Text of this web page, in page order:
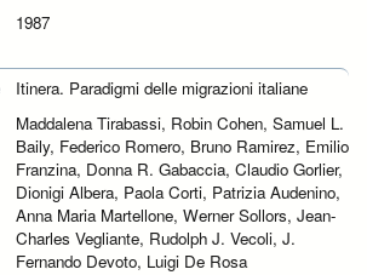
1987
Itinera. Paradigmi delle migrazioni italiane
Maddalena Tirabassi, Robin Cohen, Samuel L.
Baily, Federico Romero, Bruno Ramirez, Emilio
Franzina, Donna R. Gabaccia, Claudio Gorlier,
Dionigi Albera, Paola Corti, Patrizia Audenino,
Anna Maria Martellone, Werner Sollors, Jean-
Charles Vegliante, Rudolph J. Vecoli, J.
Fernando Devoto, Luigi De Rosa